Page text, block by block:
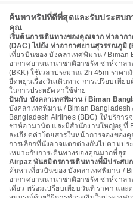
ค้นหาทริปที่ดีที่สุดและรับประสบ
คุณ
เริ่มต้นการเดินทางของคุณจาก ท่าอา
(DAC) ไปยัง ท่าอากาศยานสุวรรณภูมิ
เที่ยวบินของ บังคลาเทศพิมาน / Biman
อากาศยานนานาชาติฮาซรัท ชาห์จาล
(BKK) ใช้เวลาประมาณ 2h 45m ราค
ยืดหยุ่นเรื่องวันเดินทาง การเปรียบเทีย
ในการประหยัดค่าใช้จ่าย
บินกับ บังคลาเทศพิมาน / Biman
บังคลาเทศพิมาน / Biman
Bangladesh Airlines (BBC) ให้บริก
ชาห์อามานัต และมีสำนักงานใหญ่อยู่ที่
ละเอียดค่าโดยสารในหน้าการจองของ
การเลือกที่นั่งอาจแตกต่างกันไปตามปร
เหมาะกับการเดินทางของคุณมากที่สุด
Airpaz พันธมิตรการเดินทางที่มีประส
ค้นหาเที่ยวบินของ บังคลาเทศพิมาน /
อากาศยานนานาชาติฮาซรัท ชาห์จาล
เดียว พร้อมเปรียบเทียบวันที่ ราคา และ